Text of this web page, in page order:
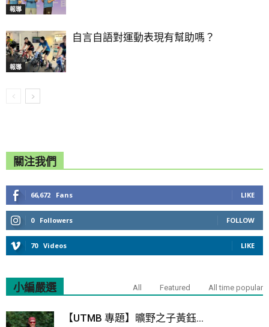
報導
報導
自言自語對運動表現有幫助嗎？
關注我們
66,672 Fans LIKE
0 Followers FOLLOW
70 Videos LIKE
小編嚴選 All Featured All time popular
【UTMB 專題】曠野之子黃鈺...